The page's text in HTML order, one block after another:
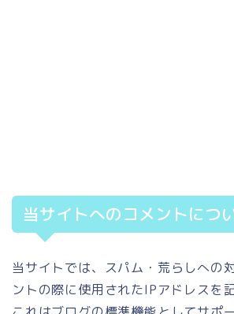
当サイトへのコメントにつ
当サイトでは、スパム・荒らしへの
ントの際に使用されたIPアドレスを